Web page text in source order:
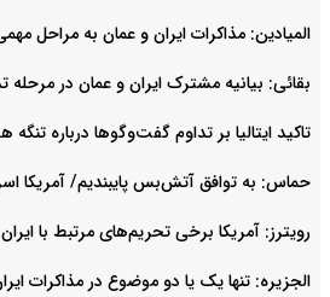
المیادین: مذاکرات ایران و عمان به مراحل
بقائی: بیانیه مشترک ایران و عمان در
تاکید ایتالیا بر تداوم گفت‌وگوها درباره تنگه
حماس: به توافق آتش‌بس پایبندیم/ آمریکا
رویترز: آمریکا برخی تحریم‌های مرتبط با
الجزیره: تنها یک یا دو موضوع در مذاکرات